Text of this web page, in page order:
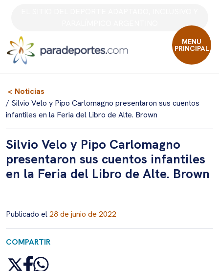
MENU
PRINCIPAL
< Noticias
/ Silvio Velo y Pipo Carlomagno presentaron sus cuentos
infantiles en la Feria del Libro de Alte. Brown
Silvio Velo y Pipo Carlomagno
presentaron sus cuentos infantiles
en la Feria del Libro de Alte. Brown
Publicado el28 de junio de 2022
COMPARTIR